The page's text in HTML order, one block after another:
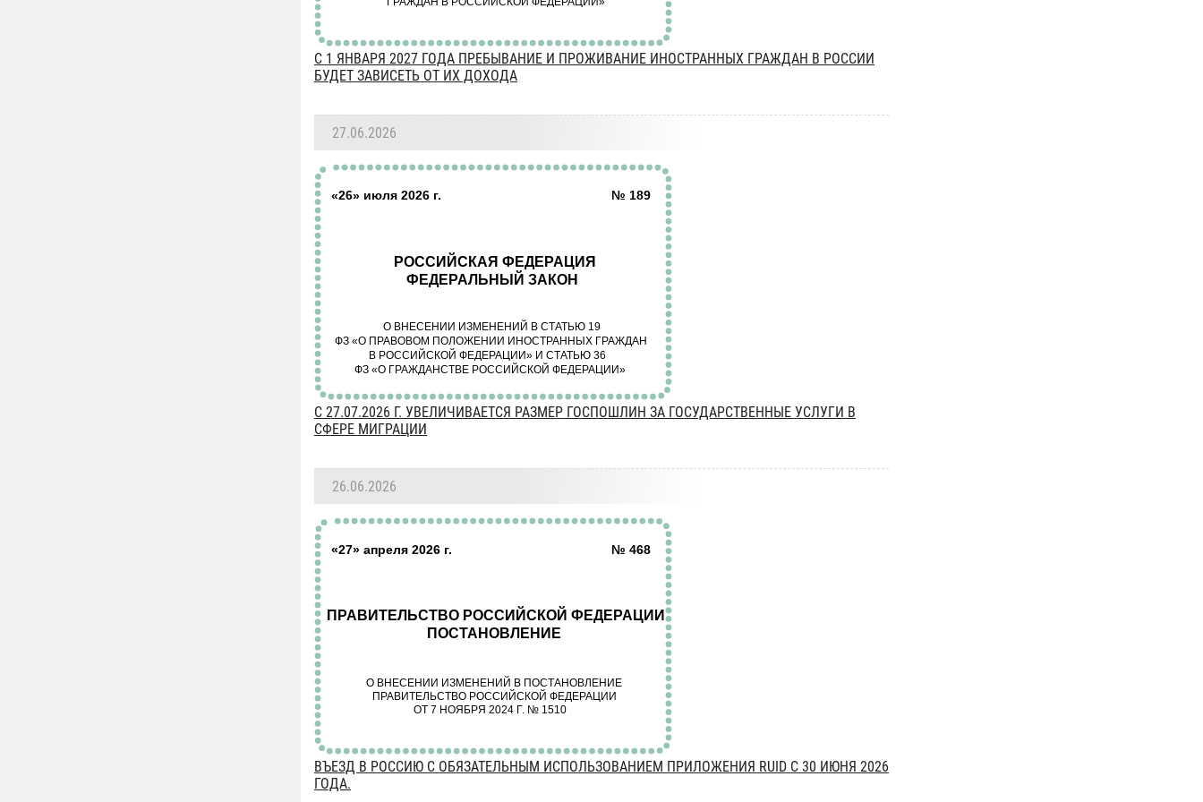
С 1 ЯНВАРЯ 2027 ГОДА ПРЕБЫВАНИЕ И ПРОЖИВАНИЕ ИНОСТРАННЫХ ГРАЖДАН В РОССИИ
БУДЕТ ЗАВИСЕТЬ ОТ ИХ ДОХОДА
27.06.2026
C 27.07.2026 Г. УВЕЛИЧИВАЕТСЯ РАЗМЕР ГОСПОШЛИН ЗА ГОСУДАРСТВЕННЫЕ УСЛУГИ В
СФЕРЕ МИГРАЦИИ
26.06.2026
ВЪЕЗД В РОССИЮ С ОБЯЗАТЕЛЬНЫМ ИСПОЛЬЗОВАНИЕМ ПРИЛОЖЕНИЯ RUID С 30 ИЮНЯ 2026
ГОДА.